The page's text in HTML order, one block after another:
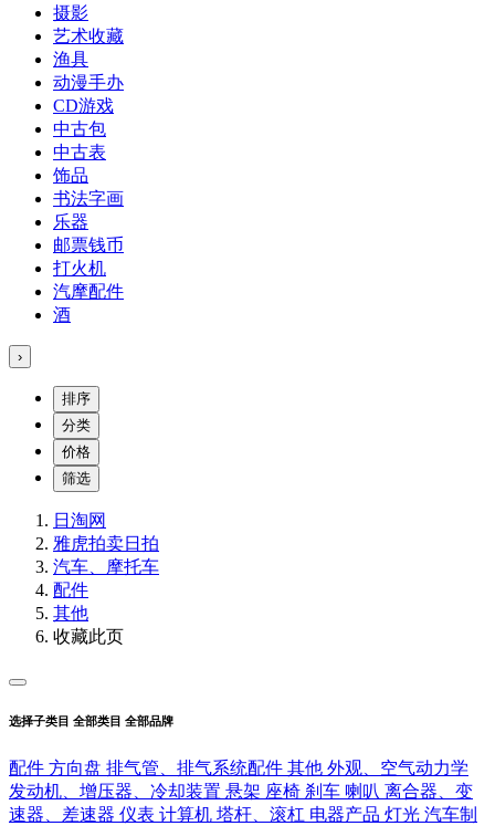
摄影
艺术收藏
渔具
动漫手办
CD游戏
中古包
中古表
饰品
书法字画
乐器
邮票钱币
打火机
汽摩配件
酒
›
排序
分类
价格
筛选
日淘网
雅虎拍卖日拍
汽车、摩托车
配件
其他
收藏此页
选择子类目 全部类目 全部品牌
配件 方向盘 排气管、排气系统配件 其他 外观、空气动力学
发动机、增压器、冷却装置 悬架 座椅 刹车 喇叭 离合器、变
速器、差速器 仪表 计算机 塔杆、滚杠 电器产品 灯光 汽车制